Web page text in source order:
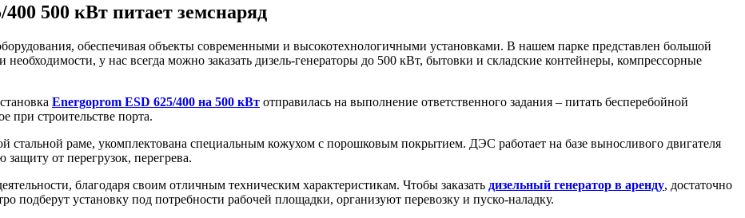
500 кВт питает земснаряд
обеспечивая объекты современными и высокотехнологичными установками. В нашем парке представлен большой
у нас всегда можно заказать дизель-генераторы до 500 кВт, бытовки и складские контейнеры, компрессорные
Energoprom ESD 625/400 на 500 кВт отправилась на выполнение ответственного задания – питать бесперебойной
при строительстве порта.
стальной раме, укомплектована специальным кожухом с порошковым покрытием. ДЭС работает на базе выносливого двигателя
от перегрузок, перегрева.
благодаря своим отличным техническим характеристикам. Чтобы заказать дизельный генератор в аренду, достаточно
подберут установку под потребности рабочей площадки, организуют перевозку и пуско-наладку.